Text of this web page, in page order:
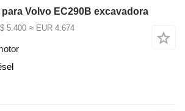
Volvo EC290B excavadora
5.400 ≈ EUR 4.674